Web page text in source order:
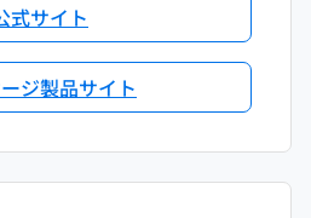
式サイト
ジ製品サイト